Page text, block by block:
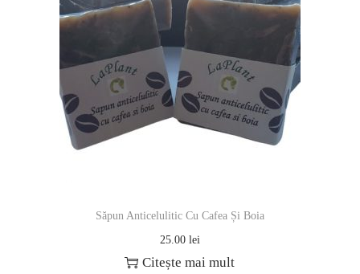
Săpun Anticelulitic Cu Cafea Și Boia
25.00 lei
Citește mai mult